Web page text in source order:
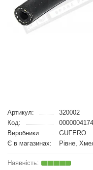
Артикул:
320002
Код:
0000004174
Виробники
GUFERO
Є в магазинах:
Рівне,